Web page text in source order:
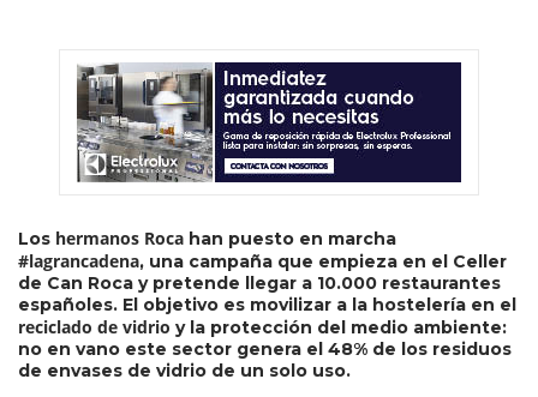
Los hermanos Roca han puesto en marcha
#lagrancadena, una campaña que empieza en el Celler
de Can Roca y pretende llegar a 10.000 restaurantes
españoles. El objetivo es movilizar a la hostelería en el
reciclado de vidrio y la protección del medio ambiente:
no en vano este sector genera el 48% de los residuos
de envases de vidrio de un solo uso.